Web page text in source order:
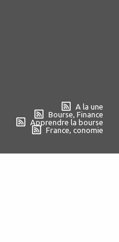
A la une
Bourse, Finance
Apprendre la bourse
France, conomie